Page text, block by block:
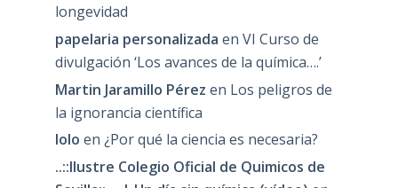
longevidad
papelaria personalizada en VI Curso de
divulgación ‘Los avances de la química….’
Martin Jaramillo Pérez en Los peligros de
la ignorancia científica
lolo en ¿Por qué la ciencia es necesaria?
..::Ilustre Colegio Oficial de Quimicos de